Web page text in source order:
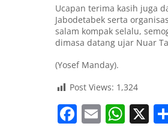
Ucapan terima kasih juga
Jabodetabek serta
salam kompak selalu,
dimasa datang ujar Nuar
(Yosef Manday).
Post Views: 1,324
F E W X